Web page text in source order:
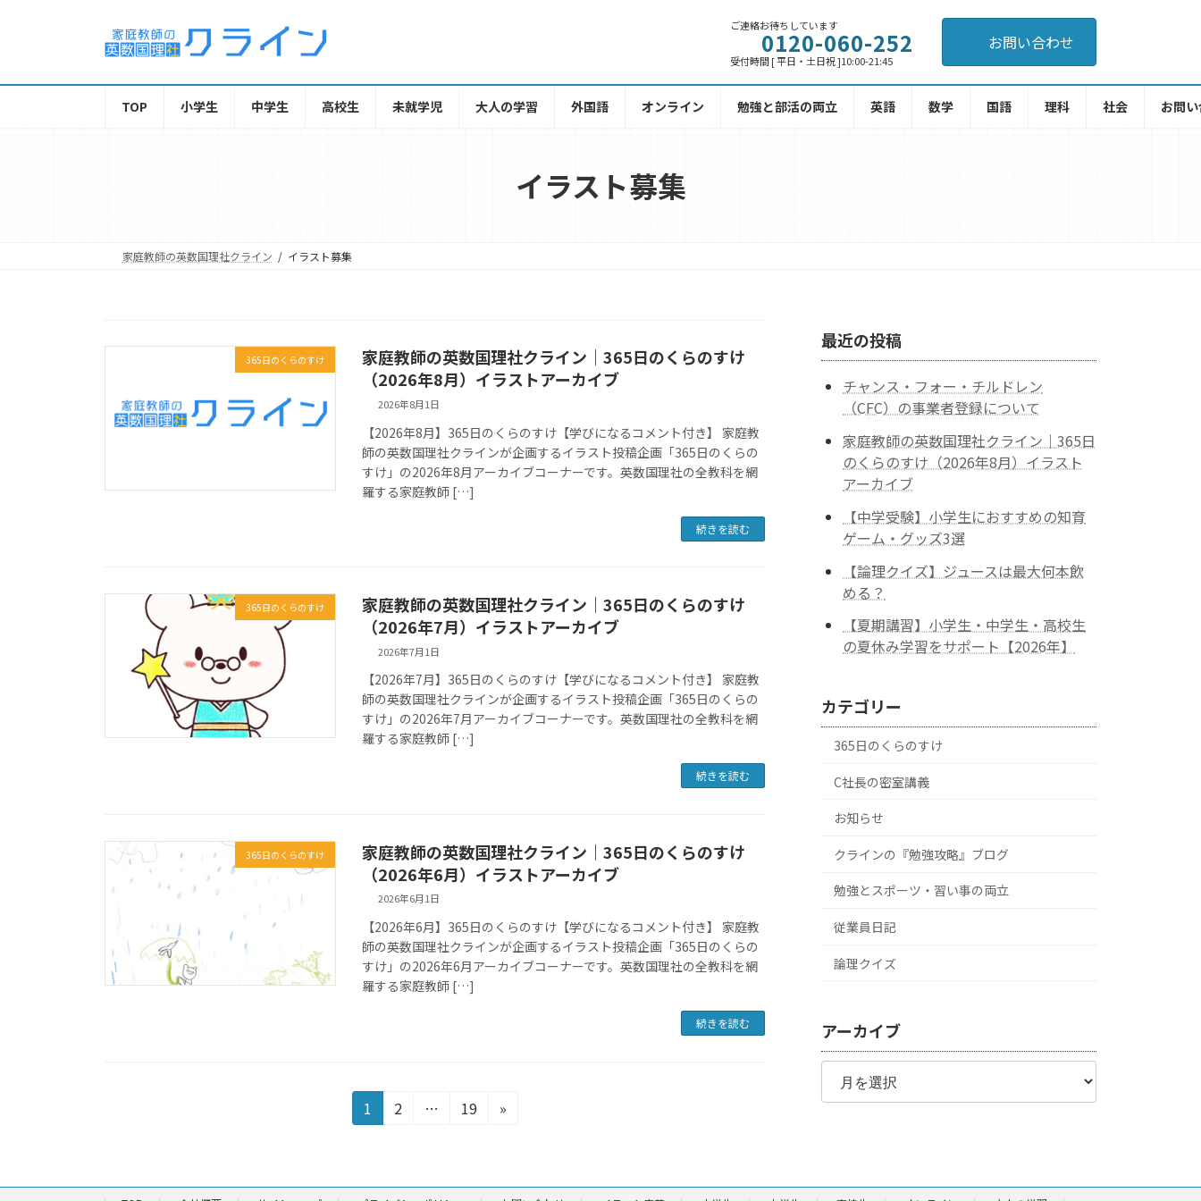
ご連絡お待ちしています
0120-060-252
受付時間 [ 平日・土日祝 ]10:00-21:45
お問い合わせ
TOP 小学生 中学生 高校生 未就学児 大人の学習 外国語 オンライン 勉強と部活の両立 英語 数学 国語 理科 社会 お問
イラスト募集
家庭教師の英数国理社クライン イラスト募集
365日のくらのすけ
家庭教師の英数国理社クライン｜365日のくらのすけ
（2026年8月）イラストアーカイブ
2026年8月1日
【2026年8月】365日のくらのすけ【学びになるコメント付き】 家庭教
師の英数国理社クラインが企画するイラスト投稿企画「365日のくらの
すけ」の2026年8月アーカイブコーナーです。英数国理社の全教科を網
羅する家庭教師 […]
続きを読む
365日のくらのすけ
家庭教師の英数国理社クライン｜365日のくらのすけ
（2026年7月）イラストアーカイブ
2026年7月1日
【2026年7月】365日のくらのすけ【学びになるコメント付き】 家庭教
師の英数国理社クラインが企画するイラスト投稿企画「365日のくらの
すけ」の2026年7月アーカイブコーナーです。英数国理社の全教科を網
羅する家庭教師 […]
続きを読む
365日のくらのすけ
家庭教師の英数国理社クライン｜365日のくらのすけ
（2026年6月）イラストアーカイブ
2026年6月1日
【2026年6月】365日のくらのすけ【学びになるコメント付き】 家庭教
師の英数国理社クラインが企画するイラスト投稿企画「365日のくらの
すけ」の2026年6月アーカイブコーナーです。英数国理社の全教科を網
羅する家庭教師 […]
続きを読む
固
定
ジ
1
固
ジ
2 …
固
ジ
19 »
最近の投稿
チャンス・フォー・チルドレン
（CFC）の事業者登録について
家庭教師の英数国理社クライン｜365日
のくらのすけ（2026年8月）イラスト
アーカイブ
【中学受験】小学生におすすめの知育
ゲーム・グッズ3選
【論理クイズ】ジュースは最大何本飲
める？
【夏期講習】小学生・中学生・高校生
の夏休み学習をサポート【2026年】
カテゴリー
365日のくらのすけ
C社長の密室講義
お知らせ
クラインの『勉強攻略』ブログ
勉強とスポーツ・習い事の両立
従業員日記
論理クイズ
アーカイブ
ア
カ